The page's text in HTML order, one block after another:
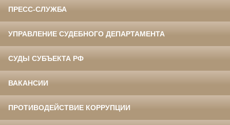
ПРЕСС-СЛУЖБА
УПРАВЛЕНИЕ СУДЕБНОГО ДЕПАРТАМЕНТА
СУДЫ СУБЪЕКТА РФ
ВАКАНСИИ
ПРОТИВОДЕЙСТВИЕ КОРРУПЦИИ